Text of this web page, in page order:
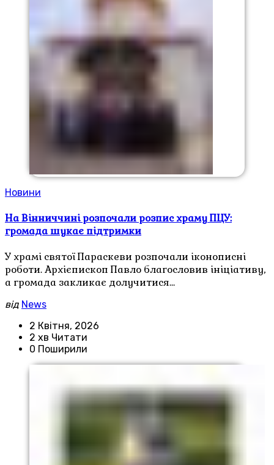
Новини
На Вінниччині розпочали розпис храму ПЦУ:
громада шукає підтримки
У храмі святої Параскеви розпочали іконописні
роботи. Архієпископ Павло благословив ініціативу,
а громада закликає долучитися…
від News
2 Квітня, 2026
2 хв Читати
0 Поширили